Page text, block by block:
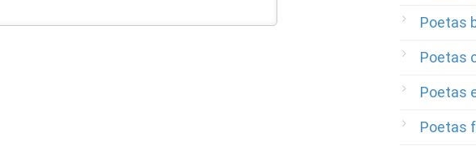
Poetas
Poetas
Poetas
Poetas